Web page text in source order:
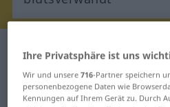
Deutsch-Englisch
Deutsch-Englisch
"blutsverwandt"
Ihre Privatsphäre ist uns
Wir und unsere716-Partner speichern
personenbezogene Daten wie
Kennungen auf Ihrem Gerät zu. Durch